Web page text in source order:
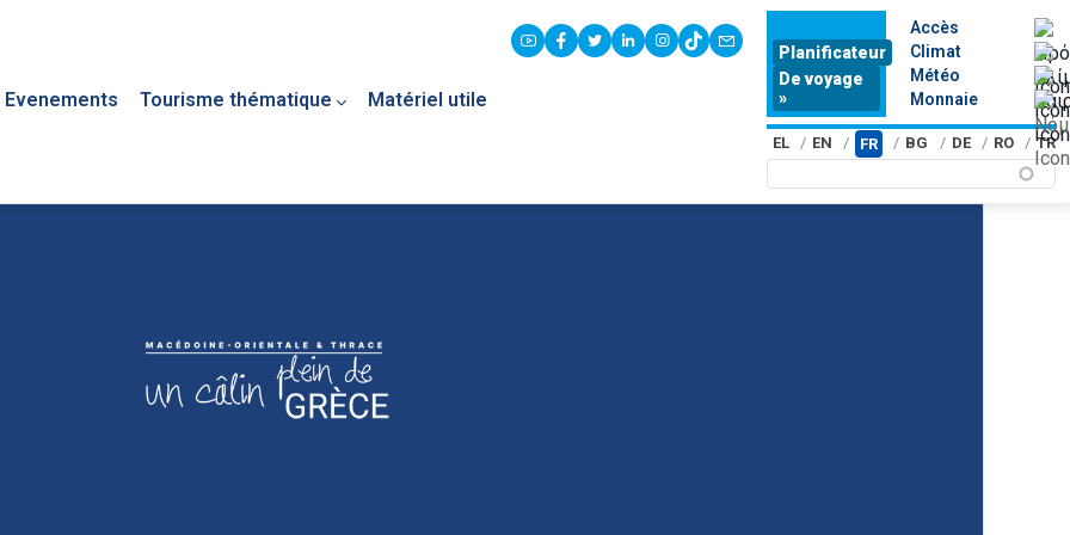
Evenements Tourisme thématique Matériel utile
youtubefacebook
twitterlinkedininstagram
tiktokcontact
Planificateur
De voyage
»
Accès
Climat
Météo
Monnaie
EL EN FR BG DE RO TR